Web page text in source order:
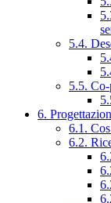
5.4.
5.5.
6.
6.1.
6.2.